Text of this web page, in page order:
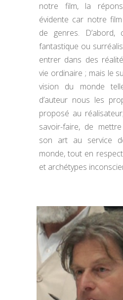
notre film, la
évidente car notre
de genres. D’abord,
fantastique ou
entrer dans des
vie ordinaire ; mais le
vision du monde
d’auteur nous les
proposé au
savoir-faire, de
son art au service
monde, tout en
et archétypes